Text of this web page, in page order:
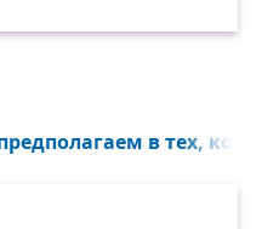
в тех,